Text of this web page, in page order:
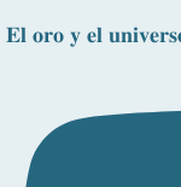
𝐄𝐥 𝐨𝐫𝐨 𝐲 𝐞𝐥